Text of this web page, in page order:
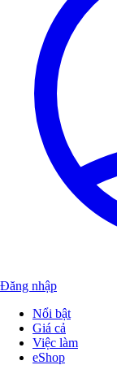
Đăng nhập
Nổi bật
Giá cả
Việc làm
eShop